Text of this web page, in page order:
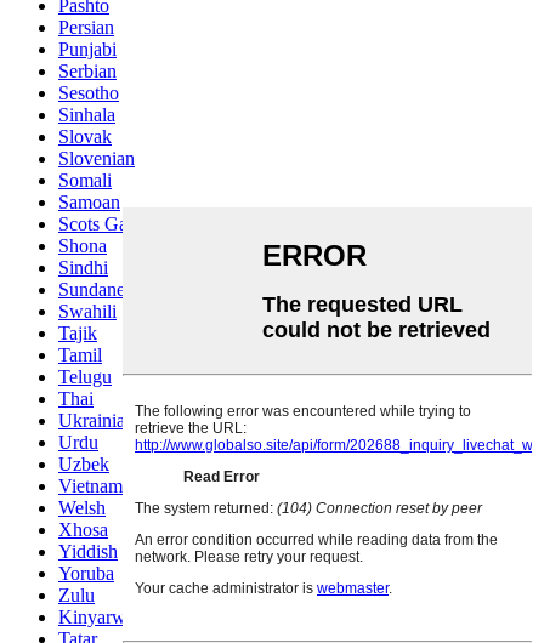
Pashto
Persian
Punjabi
Serbian
Sesotho
Sinhala
Slovak
Slovenian
Somali
Samoan
Scots Gaelic
Shona
Sindhi
Sundanese
Swahili
Tajik
Tamil
Telugu
Thai
Ukrainian
Urdu
Uzbek
Vietnamese
Welsh
Xhosa
Yiddish
Yoruba
Zulu
Kinyarwanda
Tatar